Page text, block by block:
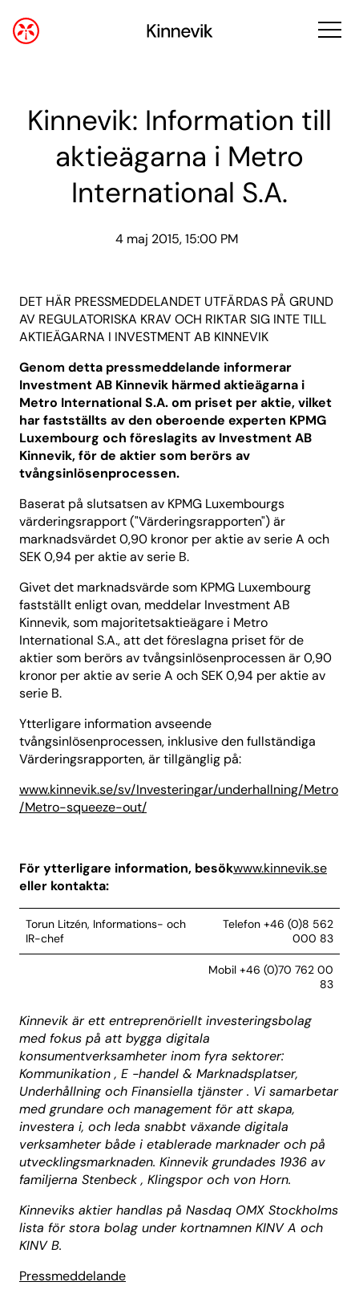
Kinnevik: Information till
aktieägarna i Metro
International S.A.
4 maj 2015, 15:00 PM
DET HÄR PRESSMEDDELANDET UTFÄRDAS PÅ GRUND
AV REGULATORISKA KRAV OCH RIKTAR SIG INTE TILL
AKTIEÄGARNA I INVESTMENT AB KINNEVIK
Genom detta pressmeddelande informerar
Investment AB Kinnevik härmed aktieägarna i
Metro International S.A. om priset per aktie, vilket
har fastställts av den oberoende experten KPMG
Luxembourg och föreslagits av Investment AB
Kinnevik, för de aktier som berörs av
tvångsinlösenprocessen.
Baserat på slutsatsen av KPMG Luxembourgs
värderingsrapport ("Värderingsrapporten") är
marknadsvärdet 0,90 kronor per aktie av serie A och
SEK 0,94 per aktie av serie B.
Givet det marknadsvärde som KPMG Luxembourg
fastställt enligt ovan, meddelar Investment AB
Kinnevik, som majoritetsaktieägare i Metro
International S.A., att det föreslagna priset för de
aktier som berörs av tvångsinlösenprocessen är 0,90
kronor per aktie av serie A och SEK 0,94 per aktie av
serie B.
Ytterligare information avseende
tvångsinlösenprocessen, inklusive den fullständiga
Värderingsrapporten, är tillgänglig på:
www.kinnevik.se/sv/Investeringar/underhallning/Metro
/Metro-squeeze-out/
För ytterligare information, besökwww.kinnevik.se
eller kontakta:
Torun Litzén, Informations- och
IR-chef
Telefon +46 (0)8 562
000 83
Mobil +46 (0)70 762 00
83
Kinnevik är ett entreprenöriellt investeringsbolag
med fokus på att bygga digitala
konsumentverksamheter inom fyra sektorer:
Kommunikation , E -handel & Marknadsplatser,
Underhållning och Finansiella tjänster . Vi samarbetar
med grundare och management för att skapa,
investera i, och leda snabbt växande digitala
verksamheter både i etablerade marknader och på
utvecklingsmarknaden. Kinnevik grundades 1936 av
familjerna Stenbeck , Klingspor och von Horn.
Kinneviks aktier handlas på Nasdaq OMX Stockholms
lista för stora bolag under kortnamnen KINV A och
KINV B.
Pressmeddelande